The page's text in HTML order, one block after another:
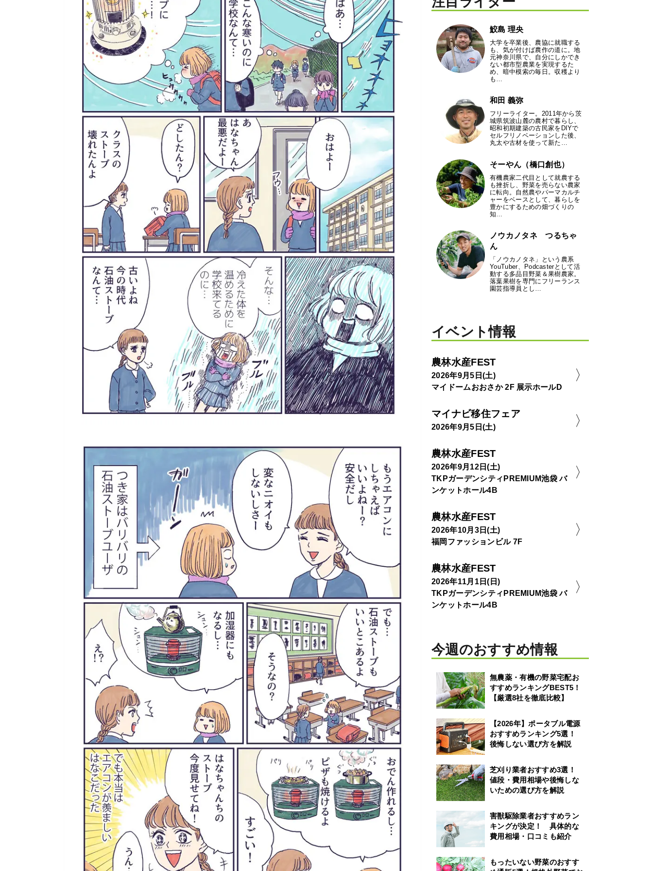
鮫島 理央
大学を卒業後、農協に就職する
も、気が付けば農作の道に。地
元神奈川県で、自分にしかでき
ない都市型農業を実現するた
め、暗中模索の毎日。収穫より
も…
和田 義弥
フリーライター。2011年から茨
城県筑波山麓の農村で暮らし、
昭和初期建築の古民家をDIYで
セルフリノベーションした後、
丸太や古材を使って新た…
そーやん（橋口創也）
有機農家二代目として就農する
も挫折し、野菜を売らない農家
に転向。自然農やパーマカルチ
ャーをベースとして、暮らしを
豊かにするための畑づくりの
知…
ノウカノタネ つるちゃ
ん
「ノウカノタネ」という農系
YouTuber、Podcasterとして活
動する多品目野菜＆果樹農家。
落葉果樹を専門にフリーランス
園芸指導員とし…
イベント情報
農林水産FEST
2026年9月5日(土)
マイドームおおさか 2F 展示ホールD
マイナビ移住フェア
2026年9月5日(土)
農林水産FEST
2026年9月12日(土)
TKPガーデンシティPREMIUM池袋 バ
ンケットホール4B
農林水産FEST
2026年10月3日(土)
福岡ファッションビル 7F
農林水産FEST
2026年11月1日(日)
TKPガーデンシティPREMIUM池袋 バ
ンケットホール4B
今週のおすすめ情報
無農薬・有機の野菜宅配お
すすめランキングBEST5！
【厳選8社を徹底比較】
【2026年】ポータブル電源
おすすめランキング5選！
後悔しない選び方を解説
芝刈り業者おすすめ3選！
値段・費用相場や後悔しな
いための選び方を解説
害獣駆除業者おすすめラン
キングが決定！ 具体的な
費用相場・口コミも紹介
もったいない野菜のおすす